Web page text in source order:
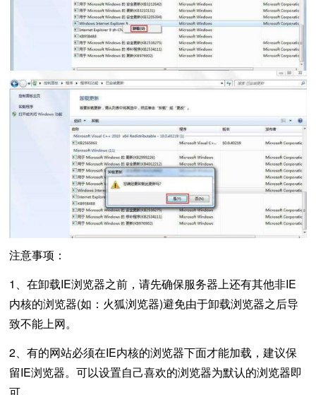
注意事项：
1、在卸载IE浏览器之前，请先确保服务器上还有其他非IE
内核的浏览器(如：火狐浏览器)避免由于卸载浏览器之后导
致不能上网。
2、有的网站必须在IE内核的浏览器下面才能加载，建议保
留IE浏览器。可以设置自己喜欢的浏览器为默认的浏览器即
可。